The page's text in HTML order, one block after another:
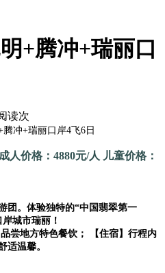
+腾冲+瑞丽口
读次
冲+瑞丽口岸4飞6日
人价格：4880元/人 儿童价格：
团。体验独特的“中国翡翠第一
城市瑞丽！
尝地方特色餐饮； 【住宿】行程内
适温馨。